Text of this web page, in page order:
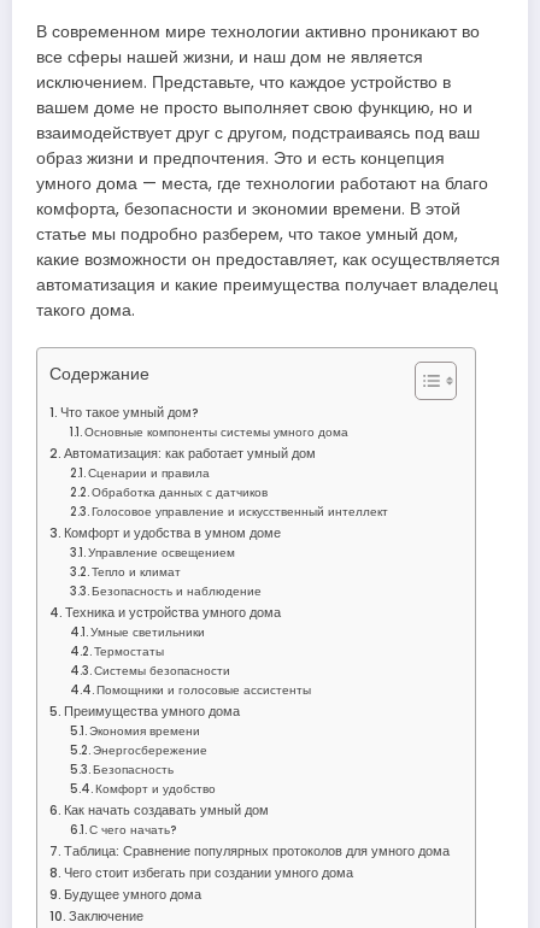
В современном мире технологии активно проникают во
все сферы нашей жизни, и наш дом не является
исключением. Представьте, что каждое устройство в
вашем доме не просто выполняет свою функцию, но и
взаимодействует друг с другом, подстраиваясь под ваш
образ жизни и предпочтения. Это и есть концепция
умного дома — места, где технологии работают на благо
комфорта, безопасности и экономии времени. В этой
статье мы подробно разберем, что такое умный дом,
какие возможности он предоставляет, как осуществляется
автоматизация и какие преимущества получает владелец
такого дома.
Содержание
Что такое умный дом?
Основные компоненты системы умного дома
Автоматизация: как работает умный дом
Сценарии и правила
Обработка данных с датчиков
Голосовое управление и искусственный интеллект
Комфорт и удобства в умном доме
Управление освещением
Тепло и климат
Безопасность и наблюдение
Техника и устройства умного дома
Умные светильники
Термостаты
Системы безопасности
Помощники и голосовые ассистенты
Преимущества умного дома
Экономия времени
Энергосбережение
Безопасность
Комфорт и удобство
Как начать создавать умный дом
С чего начать?
Таблица: Сравнение популярных протоколов для умного дома
Чего стоит избегать при создании умного дома
Будущее умного дома
Заключение